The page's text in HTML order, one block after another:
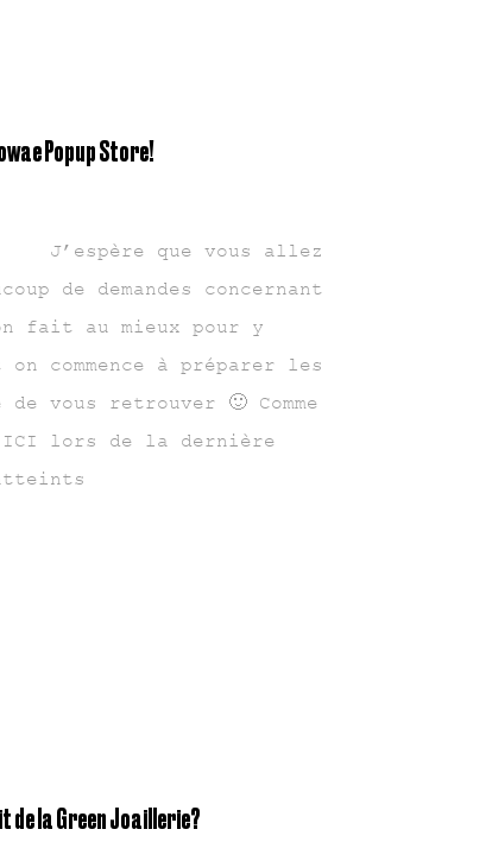
Popup Store!
que vous allez
de demandes concernant
fait au mieux pour y
commence à préparer les
vous retrouver 🙂 Comme
lors de la dernière
de la Green Joaillerie?